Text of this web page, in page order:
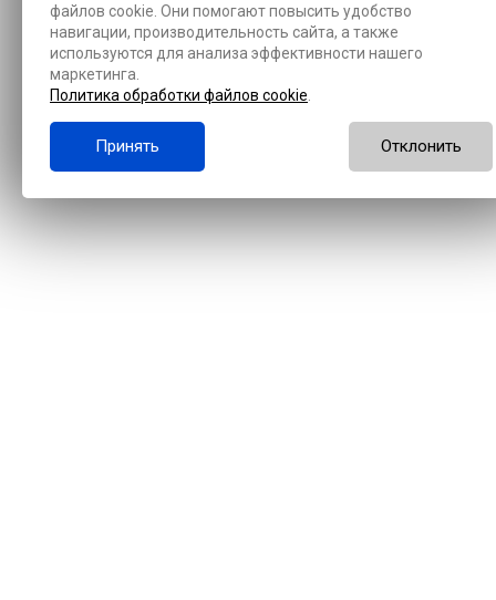
файлов cookie. Они помогают повысить удобство
навигации, производительность сайта, а также
используются для анализа эффективности нашего
маркетинга.
Политика обработки файлов cookie
Принять Отклонить